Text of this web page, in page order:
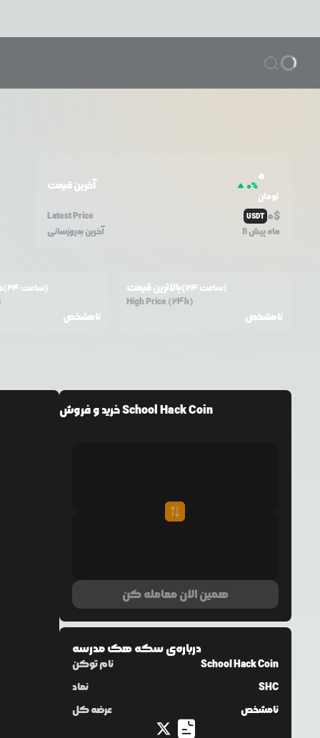
آخرین قیمت 0%
0
تومان
Latest Price
USDT 0$
آخرین به‌روزسانی 8 ماه پیش
(24 ساعت)
نامشخص
بالاترین قیمت
(24 ساعت)
High Price (24h)
نامشخص
خرید و فروش School Hack Coin
همین الان معامله کن
درباره‌یسکه هک مدرسه
نام توکن
School Hack Coin
نماد
SHC
عرضه کل
نامشخص